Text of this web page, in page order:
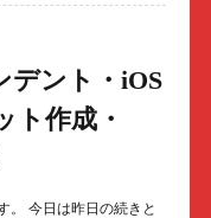
デント・iOS
ト作成・
。 今日は昨日の続きと